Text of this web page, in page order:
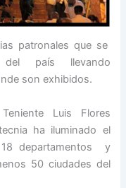
patronales que se
país llevando
son exhibidos.
Luis Flores
ha iluminado el
departamentos y
50 ciudades del